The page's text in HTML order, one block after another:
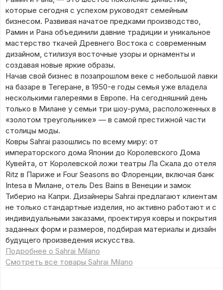
которые сегодня с успехом руководят семейным
бизнесом. Развивая начатое предками производство,
Рамин и Рана объединили давние традиции и уникальное
мастерство ткачей Древнего Востока с современным
дизайном, стилизуя восточные узоры и орнаменты и
создавая новые яркие образы.
Начав свой бизнес в позапрошлом веке с небольшой лавки
на базаре в Тегеране, в 1950-е годы семья уже владела
несколькими галереями в Европе. На сегодняшний день
только в Милане у семьи три шоу-рума, расположенных в
«золотом треугольнике» — в самой престижной части
столицы моды.
Ковры Sahrai разошлись по всему миру: от
императорского дома Японии до Королевского Дома
Кувейта, от Королевской ложи театры Ла Скала до отеля
Ritz в Париже и Four Seasons во Флоренции, включая банк
Intesa в Милане, отель Des Bains в Венеции и замок
Тиберио на Капри. Дизайнеры Sahrai предлагают клиентам
не только стандартные изделия, но активно работают и с
индивидуальными заказами, проектируя ковры и покрытия
заданных форм и размеров, подбирая материалы и дизайн
будущего произведения искусства.
Подробнее о Sahrai Milano
Смотреть все товары Sahrai Milano